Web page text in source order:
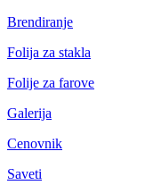
Brendiranje
Folija za stakla
Folije za farove
Galerija
Cenovnik
Saveti